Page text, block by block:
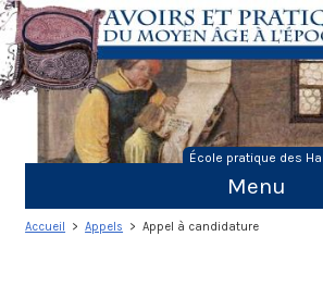
Skip
to
content
École pratique des
Menu
Accueil >Appels > Appel à candidature